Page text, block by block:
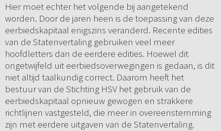
Hier moet echter het volgende bij aangetekend
worden. Door de jaren heen is de toepassing van deze
eerbiedskapitaal enigszins veranderd. Recente edities
van de Statenvertaling gebruiken veel meer
hoofdletters dan de eerdere edities. Hoewel dit
ongetwijfeld uit eerbiedsoverwegingen is gedaan, is dit
niet altijd taalkundig correct. Daarom heeft het
bestuur van de Stichting HSV het gebruik van de
eerbiedskapitaal opnieuw gewogen en strakkere
richtlijnen vastgesteld, die meer in overeenstemming
zijn met eerdere uitgaven van de Statenvertaling.